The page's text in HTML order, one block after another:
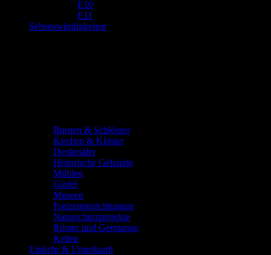
E10
E11
Sehenswürdigkeiten
Burgen & Schlösser
Kirchen & Klöster
Denkmäler
Historische Gebäude
Mühlen
Gipfel
Museen
Freizeiteinrichtungen
Naturschutzprojekte
Römer und Germanen
Kelten
Einkehr & Unterkunft